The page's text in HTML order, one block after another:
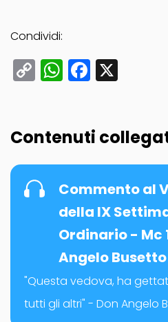
Condividi:
CopyWhatsApp
Contenuti
Commento al
della IX
Ordinario - Mc
Angelo Busetto
"Questa vedova, ha
tutti gli altri" - Don Angelo